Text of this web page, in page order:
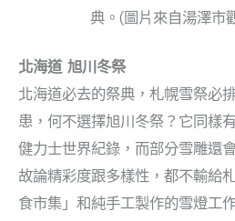
典。(圖片來自湯澤市
北海道 旭川冬祭
北海道必去的祭典，札幌雪祭必
患，何不選擇旭川冬祭？它同樣
健力士世界紀錄，而部分雪雕還
故論精彩度跟多樣性，都不輸給
食市集」和純手工製作的雪燈工